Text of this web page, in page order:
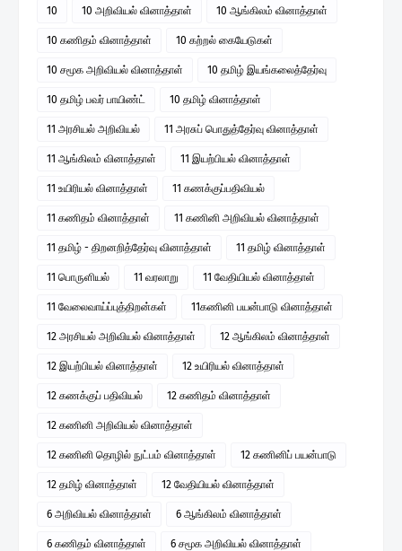
10 10 அறிவியல் வினாத்தாள் 10 ஆங்கிலம் வினாத்தாள்
10 கணிதம் வினாத்தாள் 10 கற்றல் கையேடுகள்
10 சமூக அறிவியல் வினாத்தாள் 10 தமிழ் இயங்கலைத்தேர்வு
10 தமிழ் பவர் பாயிண்ட் 10 தமிழ் வினாத்தாள்
11 அரசியல் அறிவியல் 11 அரசுப் பொதுத்தேர்வு வினாத்தாள்
11 ஆங்கிலம் வினாத்தாள் 11 இயற்பியல் வினாத்தாள்
11 உயிரியல் வினாத்தாள் 11 கணக்குப்பதிவியல்
11 கணிதம் வினாத்தாள் 11 கணினி அறிவியல் வினாத்தாள்
11 தமிழ் - திறனறித்தேர்வு வினாத்தாள் 11 தமிழ் வினாத்தாள்
11 பொருளியல் 11 வரலாறு 11 வேதியியல் வினாத்தாள்
11 வேலைவாய்ப்புத்திறன்கள் 11கணினி பயன்பாடு வினாத்தாள்
12 அரசியல் அறிவியல் வினாத்தாள் 12 ஆங்கிலம் வினாத்தாள்
12 இயற்பியல் வினாத்தாள் 12 உயிரியல் வினாத்தாள்
12 கணக்குப் பதிவியல் 12 கணிதம் வினாத்தாள்
12 கணினி அறிவியல் வினாத்தாள்
12 கணினி தொழில் நுட்பம் வினாத்தாள் 12 கணினிப் பயன்பாடு
12 தமிழ் வினாத்தாள் 12 வேதியியல் வினாத்தாள்
6 அறிவியல் வினாத்தாள் 6 ஆங்கிலம் வினாத்தாள்
6 கணிதம் வினாத்தாள் 6 சமூக அறிவியல் வினாத்தாள்